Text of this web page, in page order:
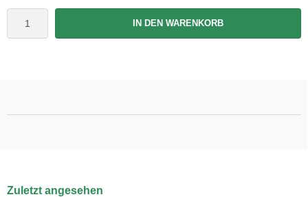
IN DEN WARENKORB
Zuletzt angesehen